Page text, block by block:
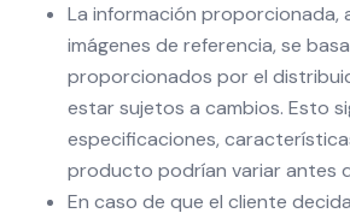
La información proporcionada,
imágenes de referencia, se
proporcionados por el
estar sujetos a cambios. Esto
especificaciones,
producto podrían variar antes
En caso de que el cliente